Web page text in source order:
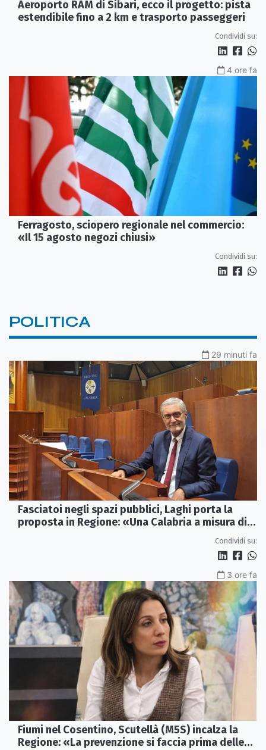
Aeroporto RAM di Sibari, ecco il progetto: pista
estendibile fino a 2 km e trasporto passeggeri
Condividi su:
4 ore fa
Ferragosto, sciopero regionale nel commercio:
«Il 15 agosto negozi chiusi»
Condividi su:
POLITICA
29 minuti fa
Fasciatoi negli spazi pubblici, Laghi porta la
proposta in Regione: «Una Calabria a misura di
Condividi su:
3 ore fa
Fiumi nel Cosentino, Scutellà (M5S) incalza la
Regione: «La prevenzione si faccia prima delle